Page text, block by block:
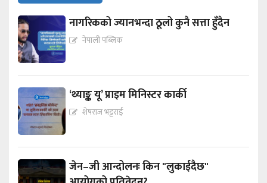
नागरिकको ज्यानभन्दा ठूलो कुनै सत्ता हुँदैन
नेपाली पब्लिक
‘थ्याङ्क यू’ प्राइम मिनिस्टर कार्की
शेषराज भट्टराई
जेन–जी आन्दोलनः किन "लुकाईदैछ"